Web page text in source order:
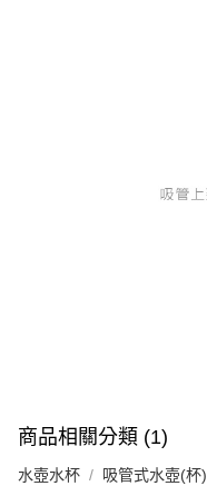
商品相關分類 (1)
水壺水杯 吸管式水壺(杯)